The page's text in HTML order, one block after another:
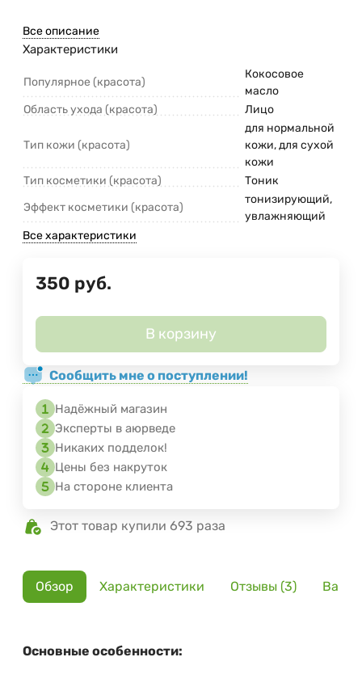
Все описание
Характеристики
Популярное (красота)
Кокосовое
масло
Область ухода (красота)
Лицо
Тип кожи (красота)
для нормальной
кожи, для сухой
кожи
Тип косметики (красота)
Тоник
Эффект косметики (красота)
тонизирующий,
увлажняющий
Все характеристики
350 руб.
В корзину
Сообщить мне о поступлении!
Надёжный магазин
Эксперты в аюрведе
Никаких подделок!
Цены без накруток
На стороне клиента
Этот товар купили 693 раза
Обзор Характеристики Отзывы (3)
Основные особенности: